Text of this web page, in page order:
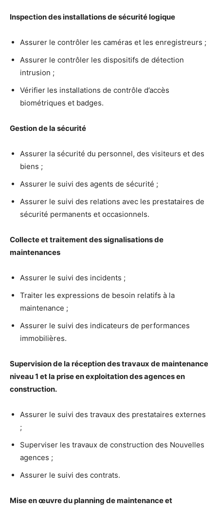
Inspection des installations de sécurité logique
Assurer le contrôler les caméras et les enregistreurs ;
Assurer le contrôler les dispositifs de détection
intrusion ;
Vérifier les installations de contrôle d’accès
biométriques et badges.
Gestion de la sécurité
Assurer la sécurité du personnel, des visiteurs et des
biens ;
Assurer le suivi des agents de sécurité ;
Assurer le suivi des relations avec les prestataires de
sécurité permanents et occasionnels.
Collecte et traitement des signalisations de
maintenances
Assurer le suivi des incidents ;
Traiter les expressions de besoin relatifs à la
maintenance ;
Assurer le suivi des indicateurs de performances
immobilières.
Supervision de la réception des travaux de maintenance
niveau 1 et la prise en exploitation des agences en
construction.
Assurer le suivi des travaux des prestataires externes
;
Superviser les travaux de construction des Nouvelles
agences ;
Assurer le suivi des contrats.
Mise en œuvre du planning de maintenance et